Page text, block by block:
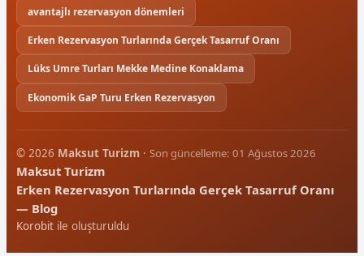
avantajlı rezervasyon dönemleri
Erken Rezervasyon Turlarında Gerçek Tasarruf Oranı
Lüks Umre Turları Mekke Medine Konaklama
Ekonomik GaP Turu Erken Rezervasyon
© 2026 Maksut Turizm · Son güncelleme: 01 Ağustos 2026
Maksut Turizm
Erken Rezervasyon Turlarında Gerçek Tasarruf Oranı
— Blog
Korobit ile oluşturuldu